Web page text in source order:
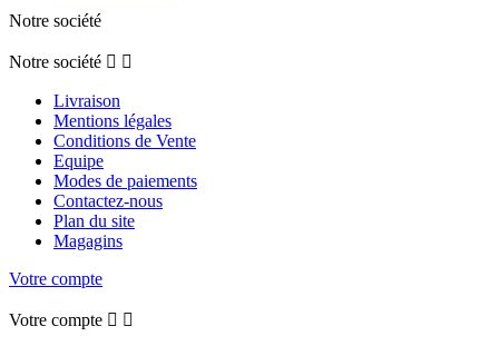
Notre société
Notre société  
Livraison
Mentions légales
Conditions de Vente
Equipe
Modes de paiements
Contactez-nous
Plan du site
Magagins
Votre compte
Votre compte  